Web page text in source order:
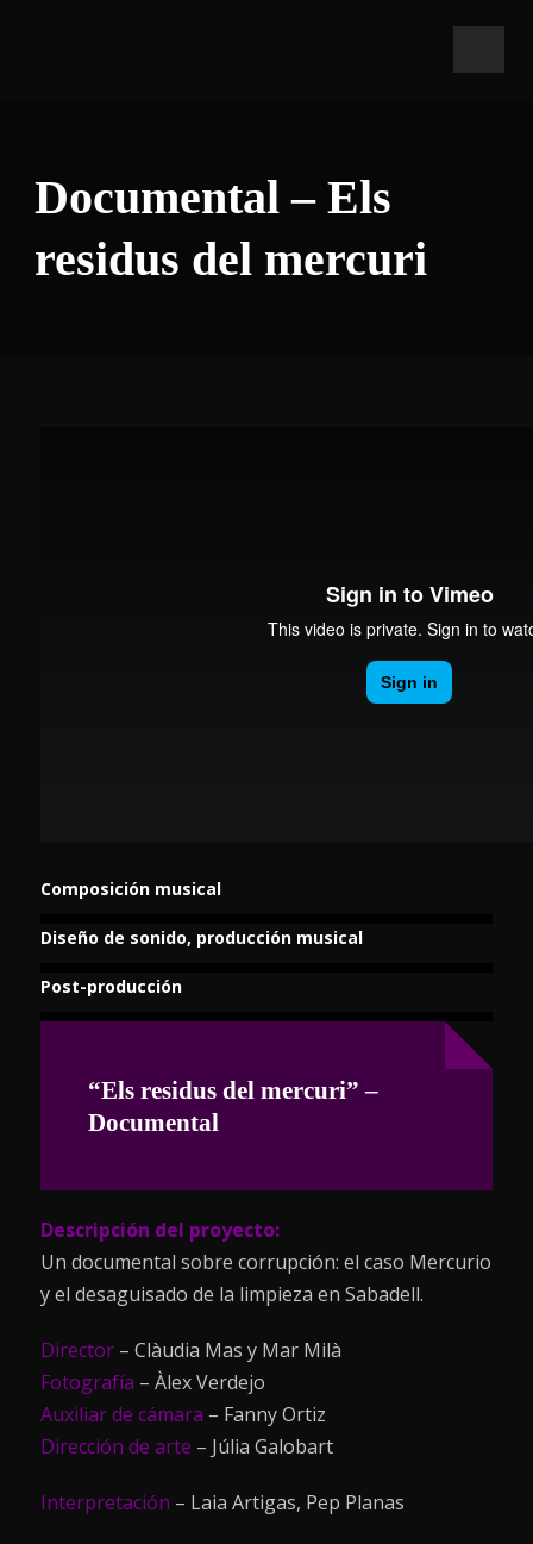
Documental – Els
residus del mercuri
Composición musical
Diseño de sonido, producción musical
Post-producción
“Els residus del mercuri” –
Documental
Descripción del proyecto:
Un documental sobre corrupción: el caso Mercurio
y el desaguisado de la limpieza en Sabadell.
Director – Clàudia Mas y Mar Milà
Fotografía – Àlex Verdejo
Auxiliar de cámara – Fanny Ortiz
Dirección de arte – Júlia Galobart
Interpretación – Laia Artigas, Pep Planas